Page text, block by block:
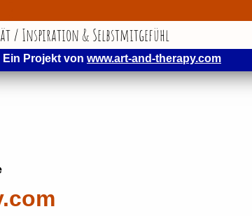
/ Inspiration & Selbstmitgefühl
Ein Projekt von www.art-and-therapy.com